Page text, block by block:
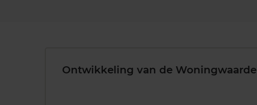
Ontwikkeling van de Woningwaarde